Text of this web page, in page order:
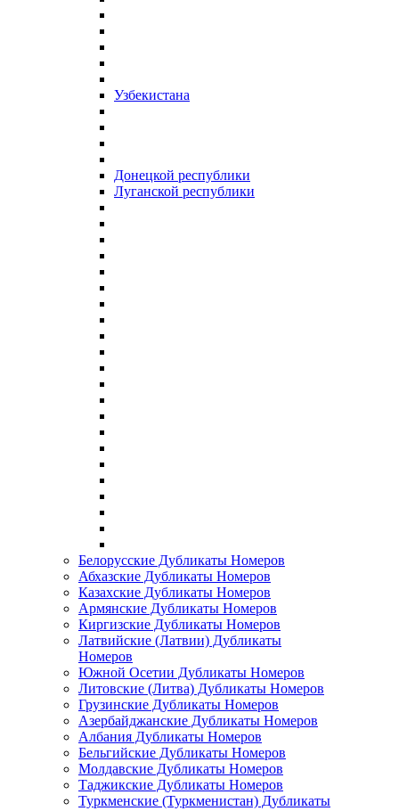
Узбекистана
Донецкой республики
Луганской республики
Белорусские Дубликаты Номеров
Абхазские Дубликаты Номеров
Казахские Дубликаты Номеров
Армянские Дубликаты Номеров
Киргизские Дубликаты Номеров
Латвийские (Латвии) Дубликаты
Номеров
Южной Осетии Дубликаты Номеров
Литовские (Литва) Дубликаты Номеров
Грузинские Дубликаты Номеров
Азербайджанские Дубликаты Номеров
Албания Дубликаты Номеров
Бельгийские Дубликаты Номеров
Молдавские Дубликаты Номеров
Таджикские Дубликаты Номеров
Туркменские (Туркменистан) Дубликаты